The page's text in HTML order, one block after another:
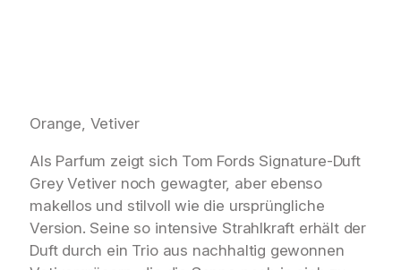
Orange, Vetiver
Als Parfum zeigt sich Tom Fords Signature-Duft
Grey Vetiver noch gewagter, aber ebenso
makellos und stilvoll wie die ursprüngliche
Version. Seine so intensive Strahlkraft erhält der
Duft durch ein Trio aus nachhaltig gewonnen